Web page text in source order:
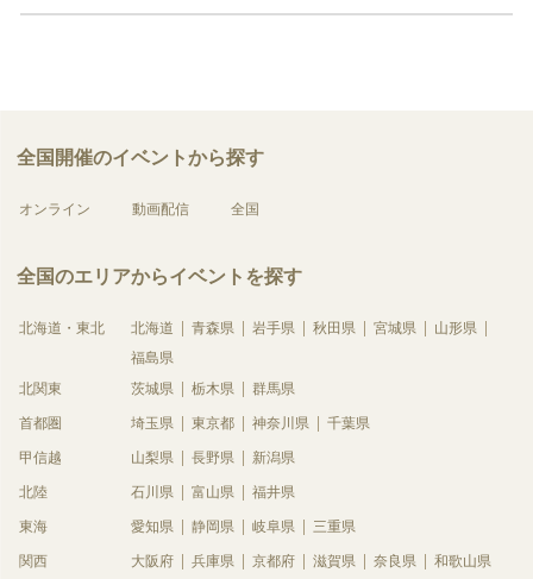
全国開催のイベントから探す
オンライン 動画配信 全国
全国のエリアからイベントを探す
北海道・東北 北海道 青森県 岩手県 秋田県 宮城県
山形県
福島県
北関東
茨城県 栃木県 群馬県
首都圏 埼玉県 東京都 神奈川県 千葉県
甲信越 山梨県 長野県 新潟県
北陸 石川県 富山県 福井県
東海 愛知県 静岡県 岐阜県 三重県
関西 大阪府 兵庫県 京都府 滋賀県 奈良県 和歌山県